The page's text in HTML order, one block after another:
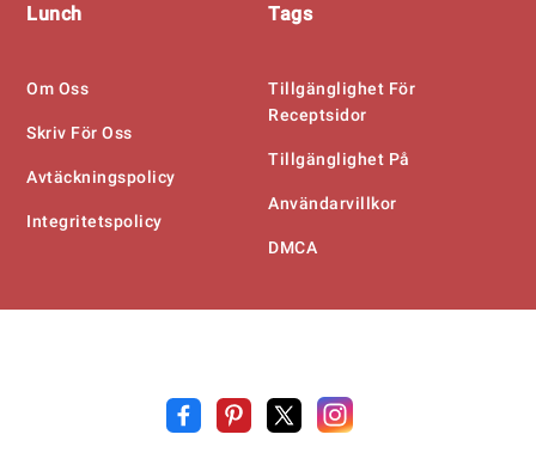
Lunch
Tags
Om Oss
Skriv För Oss
Avtäckningspolicy
Integritetspolicy
Tillgänglighet För
Receptsidor
Tillgänglighet På
Användarvillkor
DMCA
Recept